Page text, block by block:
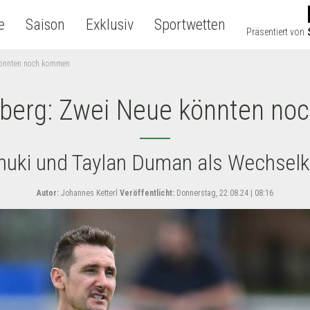
Saison Exklusiv Sportwetten Präsentiert von
noch kommen
Zwei Neue könnten
und Taylan Duman als
Autor: Johannes Ketterl Veröffentlicht: Donnerstag, 22.08.24 | 08:16